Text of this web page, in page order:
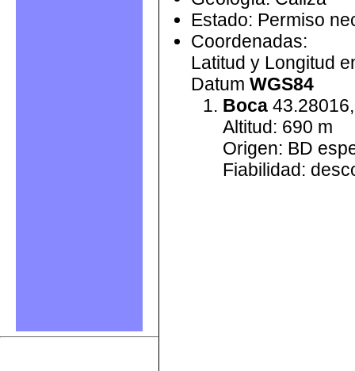
Estado: Permiso
Coordenadas:
Latitud y Longitud
Datum WGS84
Boca
Altitud: 690 m
Origen: BD
Fiabilidad: